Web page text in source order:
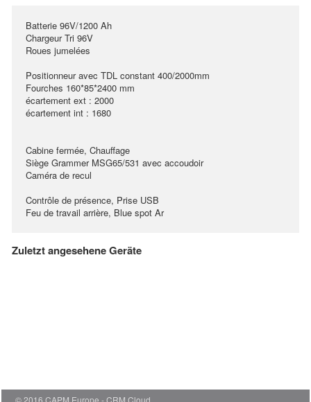
Batterie 96V/1200 Ah
Chargeur Tri 96V
Roues jumelées
Positionneur avec TDL constant 400/2000mm
Fourches 160*85*2400 mm
écartement ext : 2000
écartement int : 1680
Cabine fermée, Chauffage
Siège Grammer MSG65/531 avec accoudoir
Caméra de recul
Contrôle de présence, Prise USB
Feu de travail arrière, Blue spot Ar
Zuletzt angesehene Geräte
© 2016 CAPM Europe CRM Cloud